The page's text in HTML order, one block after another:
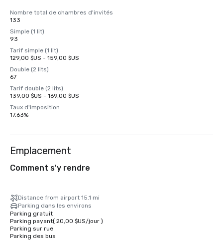
Nombre total de chambres d'invités
133
Simple (1 lit)
93
Tarif simple (1 lit)
129,00 $US - 159,00 $US
Double (2 lits)
67
Tarif double (2 lits)
139,00 $US - 169,00 $US
Taux d'imposition
17,63%
Emplacement
Comment s'y rendre
Distance from airport 15.1 mi
Parking dans les environs
Parking gratuit
Parking payant( 20,00 $US/jour)
Parking sur rue
Parking des bus